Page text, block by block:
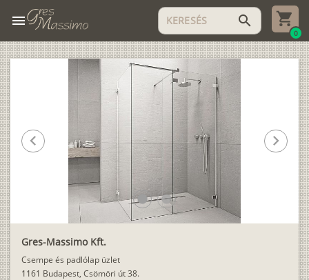
menu search
0
Gres-Massimo Kft.
Csempe és padlólap üzlet
1161 Budapest, Csömöri út 38.
lens lens
chevron_left chevron_right